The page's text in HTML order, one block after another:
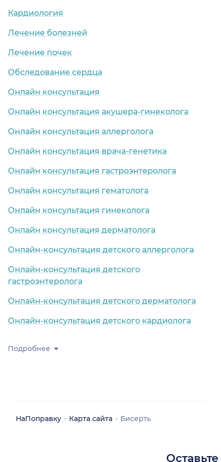
Кардиология
Лечение болезней
Лечение почек
Обследование сердца
Онлайн консультация
Онлайн консультация акушера-гинеколога
Онлайн консультация аллерголога
Онлайн консультация врача-генетика
Онлайн консультация гастроэнтеролога
Онлайн консультация гематолога
Онлайн консультация гинеколога
Онлайн консультация дерматолога
Онлайн-консультация детского аллерголога
Онлайн-консультация детского
гастроэнтеролога
Онлайн-консультация детского дерматолога
Онлайн-консультация детского кардиолога
Подробнее
НаПоправку Карта сайта Бисерть